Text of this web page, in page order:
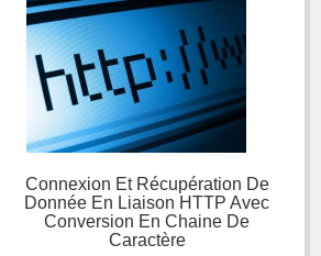
Connexion Et Récupération De
Donnée En Liaison HTTP Avec
Conversion En Chaine De
Caractère